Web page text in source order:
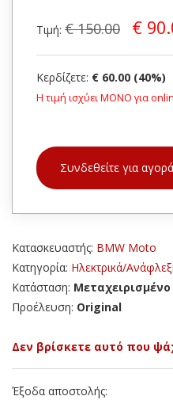
Τιμή: € 150.00 €
Κερδίζετε: € 60.00 (40%)
Η τιμή ισχύει ΜΟΝΟ για
Συνδεθείτε για αγορά
Κατασκευαστής: BMW Moto
Κατηγορία: Ηλεκτρικά/
Κατάσταση: Μεταχειρισμένο
Προέλευση: Original
Δεν βρίσκετε αυτό που
Έξοδα αποστολής: